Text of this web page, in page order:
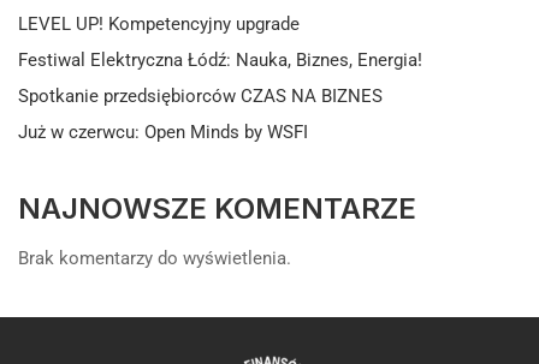
LEVEL UP! Kompetencyjny upgrade
Festiwal Elektryczna Łódź: Nauka, Biznes, Energia!
Spotkanie przedsiębiorców CZAS NA BIZNES
Już w czerwcu: Open Minds by WSFI
NAJNOWSZE KOMENTARZE
Brak komentarzy do wyświetlenia.